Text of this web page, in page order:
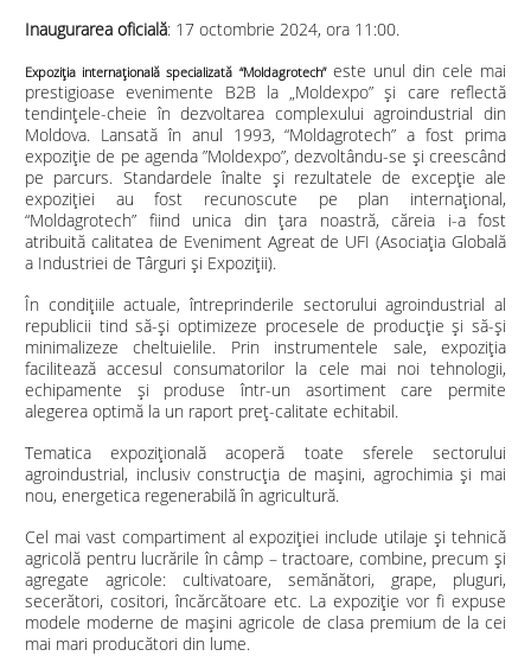
Inaugurarea oficială: 17 octombrie 2024, ora 11:00.
Expoziţia internaţională specializată “Moldagrotech”este unul din cele mai
prestigioase evenimente B2B la „Moldexpo” și care reflectă
tendinţele-cheie în dezvoltarea complexului agroindustrial din
Moldova. Lansată în anul 1993, “Moldagrotech” a fost prima
expoziție de pe agenda ”Moldexpo”, dezvoltându-se și creescând
pe parcurs. Standardele înalte şi rezultatele de excepţie ale
expoziţiei au fost recunoscute pe plan internaţional,
“Moldagrotech” fiind unica din țara noastră, căreia i-a fost
atribuită calitatea de Eveniment Agreat de UFI (Asociaţia Globală
a Industriei de Târguri şi Expoziţii).
În condiţiile actuale, întreprinderile sectorului agroindustrial al
republicii tind să-şi optimizeze procesele de producţie şi să-şi
minimalizeze cheltuielile. Prin instrumentele sale, expoziţia
facilitează accesul consumatorilor la cele mai noi tehnologii,
echipamente şi produse într-un asortiment care permite
alegerea optimă la un raport preţ-calitate echitabil.
Tematica expoziţională acoperă toate sferele sectorului
agroindustrial, inclusiv construcţia de maşini, agrochimia şi mai
nou, energetica regenerabilă în agricultură.
Cel mai vast compartiment al expoziţiei include utilaje şi tehnică
agricolă pentru lucrările în câmp – tractoare, combine, precum şi
agregate agricole: cultivatoare, semănători, grape, pluguri,
secerători, cositori, încărcătoare etc. La expoziție vor fi expuse
modele moderne de maşini agricole de clasa premium de la cei
mai mari producători din lume.